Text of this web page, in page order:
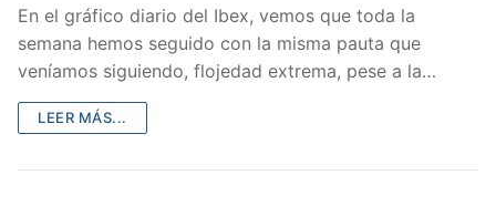
En el gráfico diario del Ibex, vemos que toda la
semana hemos seguido con la misma pauta que
veníamos siguiendo, flojedad extrema, pese a la…
LEER MÁS...